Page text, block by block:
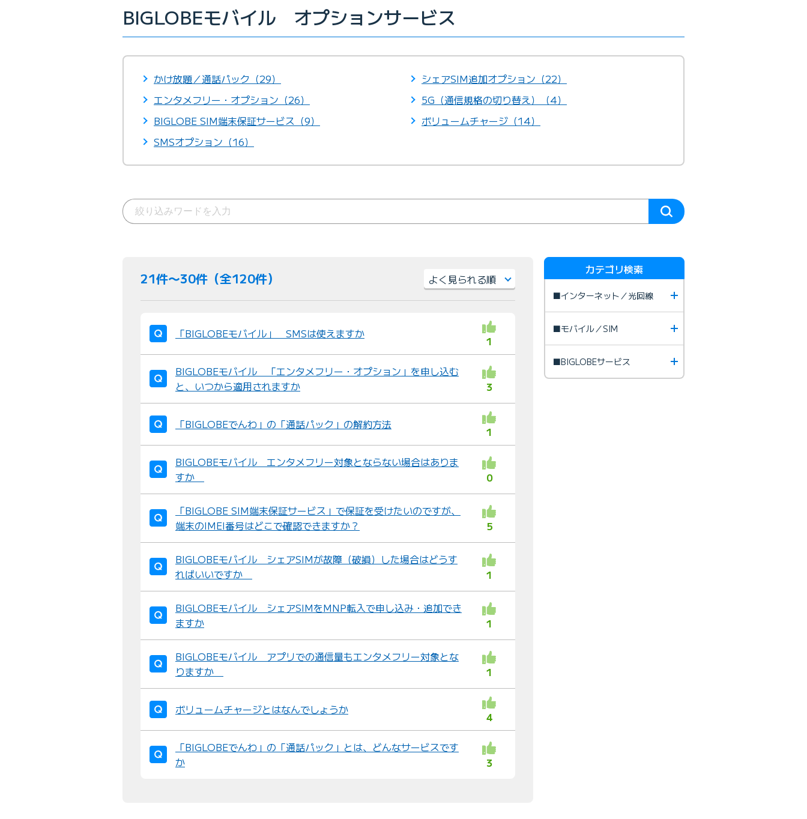
BIGLOBEモバイル オプションサービス
かけ放題／通話パック（29）
シェアSIM追加オプション（22）
エンタメフリー・オプション（26）
5G（通信規格の切り替え）（4）
BIGLOBE SIM端末保証サービス（9）
ボリュームチャージ（14）
SMSオプション（16）
21件〜30件（全120件）
並
「BIGLOBEモバイル」 SMSは使えますか
1
BIGLOBEモバイル 「エンタメフリー・オプション」を申し込む
と、いつから適用されますか
3
「BIGLOBEでんわ」の「通話パック」の解約方法
1
BIGLOBEモバイル エンタメフリー対象とならない場合はありま
すか
0
「BIGLOBE SIM端末保証サービス」で保証を受けたいのですが、
端末のIMEI番号はどこで確認できますか？
5
BIGLOBEモバイル シェアSIMが故障（破損）した場合はどうす
ればいいですか
1
BIGLOBEモバイル シェアSIMをMNP転入で申し込み・追加でき
ますか
1
BIGLOBEモバイル アプリでの通信量もエンタメフリー対象とな
りますか
1
ボリュームチャージとはなんでしょうか
4
「BIGLOBEでんわ」の「通話パック」とは、どんなサービスです
か
3
カテゴリ検索
■インターネット／光回線
■モバイル／SIM
■BIGLOBEサービス